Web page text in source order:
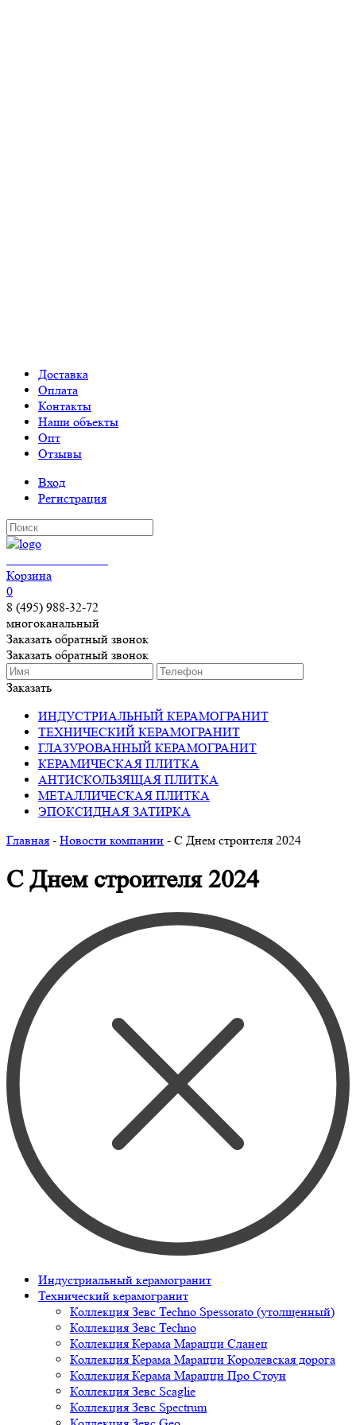
Доставка
Оплата
Контакты
Наши объекты
Опт
Отзывы
Вход
Регистрация
Корзина
0
8 (495) 988-32-72
многоканальный
Заказать обратный звонок
Заказать обратный звонок
Заказать
ИНДУСТРИАЛЬНЫЙ КЕРАМОГРАНИТ
ТЕХНИЧЕСКИЙ КЕРАМОГРАНИТ
ГЛАЗУРОВАННЫЙ КЕРАМОГРАНИТ
КЕРАМИЧЕСКАЯ ПЛИТКА
АНТИСКОЛЬЗЯЩАЯ ПЛИТКА
МЕТАЛЛИЧЕСКАЯ ПЛИТКА
ЭПОКСИДНАЯ ЗАТИРКА
Главная - Новости компании - С Днем строителя 2024
С Днем строителя 2024
Индустриальный керамогранит
Технический керамогранит
Коллекция Зевс Techno Spessorato (утолщенный)
Коллекция Зевс Techno
Коллекция Керама Марацци Сланец
Коллекция Керама Марацци Королевская дорога
Коллекция Керама Марацци Про Стоун
Коллекция Зевс Scaglie
Коллекция Зевс Spectrum